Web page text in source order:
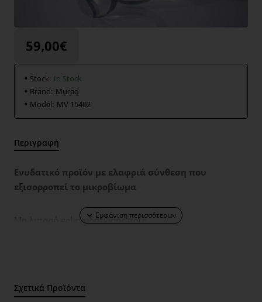
59,00€
Stock: In Stock
Brand: Murad
Model: ΜV 15402
Περιγραφή
Ενυδατικό προϊόν με ελαφριά σύνθεση που
εξισορροπεί το μικροβίωμα
Μη λιπαρό gel ενυδάτωσης που:
Σχετικά Προϊόντα